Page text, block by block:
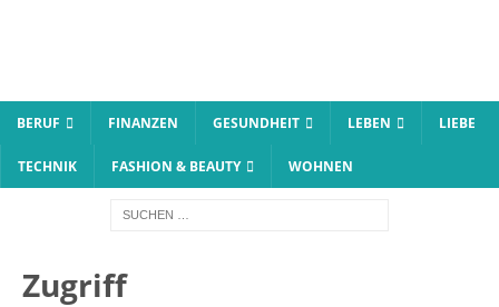
BERUF FINANZEN GESUNDHEIT LEBEN LIEBE
TECHNIK FASHION & BEAUTY WOHNEN
Zugriff